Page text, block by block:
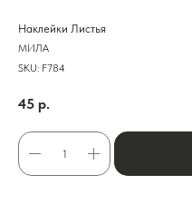
Наклейки Листья
МИЛА
SKU: F784
45 р.